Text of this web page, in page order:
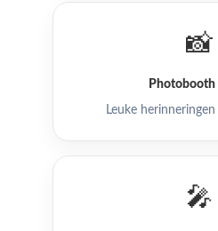
📸
Photobooth
Leuke
🎤